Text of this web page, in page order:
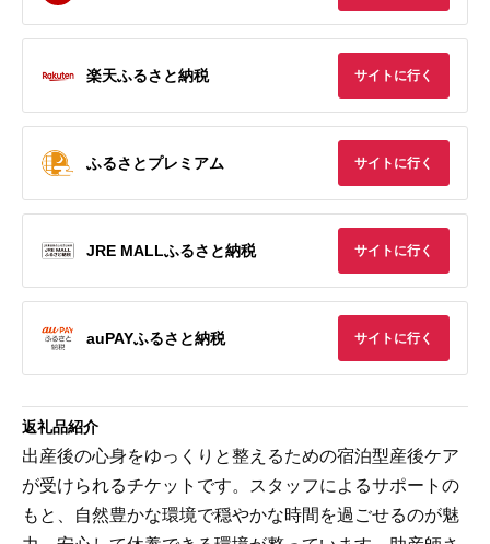
楽天ふるさと納税 サイトに行く
ふるさとプレミアム サイトに行く
JRE MALLふるさと納税 サイトに行く
auPAYふるさと納税 サイトに行く
返礼品紹介
出産後の心身をゆっくりと整えるための宿泊型産後ケア
が受けられるチケットです。スタッフによるサポートの
もと、自然豊かな環境で穏やかな時間を過ごせるのが魅